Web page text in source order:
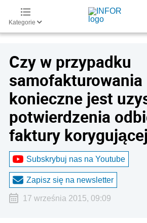
Kategorie
Czy w przypadku
samofakturowania
konieczne jest
potwierdzenia
faktury korygującej
Subskrybuj nas na Youtube
Zapisz się na newsletter
17 września 2015, 09:09